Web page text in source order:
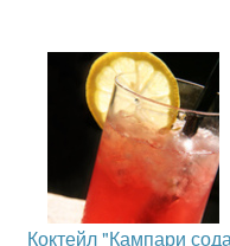
Коктейл "Кампари